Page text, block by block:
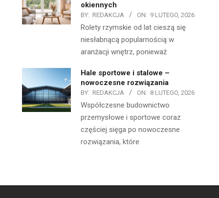
okiennych
BY: REDAKCJA ON: 9 LUTEGO, 2026
Rolety rzymskie od lat cieszą się
niesłabnącą popularnością w
aranżacji wnętrz, ponieważ
Hale sportowe i stalowe –
nowoczesne rozwiązania
BY: REDAKCJA ON: 8 LUTEGO, 2026
Współczesne budownictwo
przemysłowe i sportowe coraz
częściej sięga po nowoczesne
rozwiązania, które